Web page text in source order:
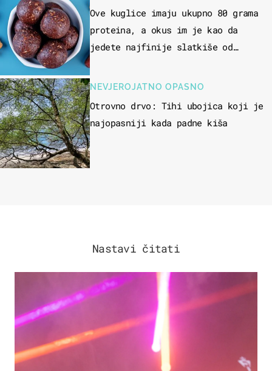
Ove kuglice imaju ukupno 80 grama
proteina, a okus im je kao da
jedete najfinije slatkiše od
NEVJEROJATNO OPASNO
Otrovno drvo: Tihi ubojica koji je
najopasniji kada padne kiša
Nastavi čitati
KULTURA & ZABAVA